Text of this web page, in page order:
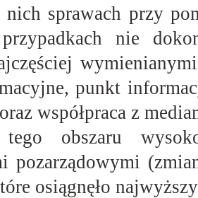
sprawach przy
nie
punkt
współpraca z
obszaru
pozarządowymi
osiągnęło